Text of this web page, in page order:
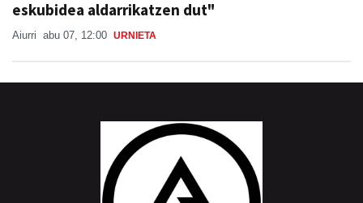
eskubidea aldarrikatzen dut"
Aiurri abu 07, 12:00 URNIETA